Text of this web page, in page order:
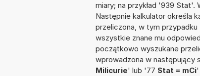
miary; na przykład '939 Stat'.
Następnie kalkulator określa
przeliczona, w tym
wszystkie znane mu
początkowo wyszukane
wprowadzona w
Milicurie' lub '77 Stat = mCi'